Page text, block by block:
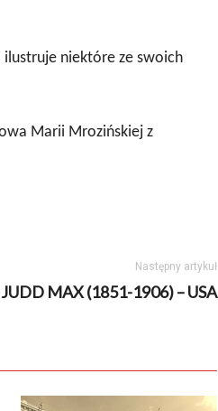
ilustruje niektóre ze swoich
Marii Mrozińskiej z
Następny artykuł
JUDD MAX (1851-1906) – USA